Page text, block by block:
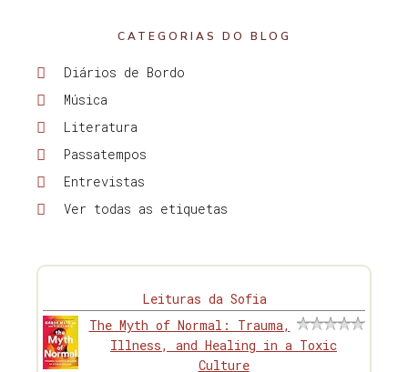
CATEGORIAS DO BLOG
Diários de Bordo
Música
Literatura
Passatempos
Entrevistas
Ver todas as etiquetas
Leituras da Sofia
The Myth of Normal: Trauma,
Illness, and Healing in a Toxic
Culture